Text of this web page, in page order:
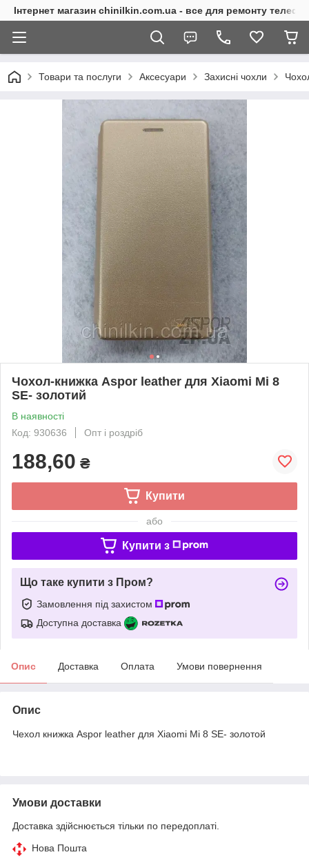
Інтернет магазин chinilkin.com.ua - все для ремонту
Товари та послуги Аксесуари Захисні чохли
Чохол-книжка Aspor leather для Xiaomi Mi 8
SE- золотий
В наявності
Код: 930636
Опт і роздріб
188,60 ₴
Купити
або
Купити з
Що таке купити з Пром?
Замовлення під захистом
Доступна доставка
Опис Доставка Оплата Умови повернення
Опис
Чехол книжка Aspor leather для Xiaomi Mi 8 SE- золотой
Умови доставки
Доставка здійснюється тільки по передоплаті.
Нова Пошта